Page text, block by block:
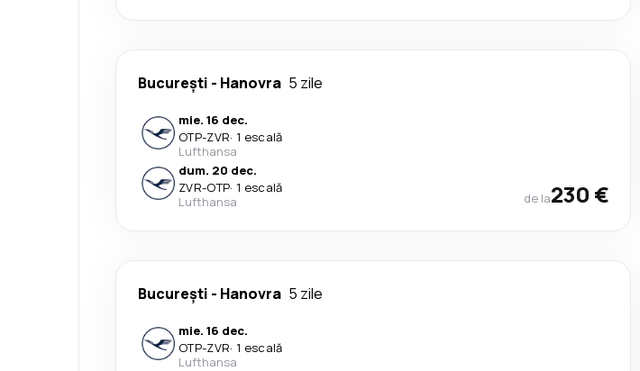
București - Hanovra 5 zile
mie. 16 dec.
OTP-ZVR· 1 escală
Lufthansa
dum. 20 dec.
ZVR-OTP· 1 escală
Lufthansa
de la230 €
București - Hanovra 5 zile
mie. 16 dec.
OTP-ZVR· 1 escală
Lufthansa